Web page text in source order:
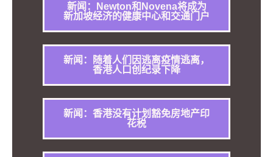
新闻：Newton和Novena将成为
新加坡经济的健康中心和交通门户
新闻：随着人们因逃离疫情逃离，
香港人口创纪录下降
新闻：香港没有计划豁免房地产印
花税